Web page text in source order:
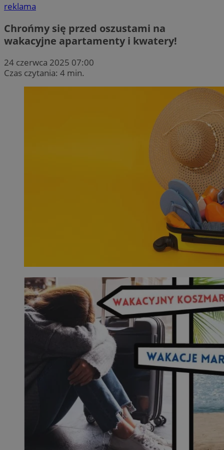
reklama
Chrońmy się przed oszustami na
wakacyjne apartamenty i kwatery!
24 czerwca 2025 07:00
Czas czytania: 4 min.